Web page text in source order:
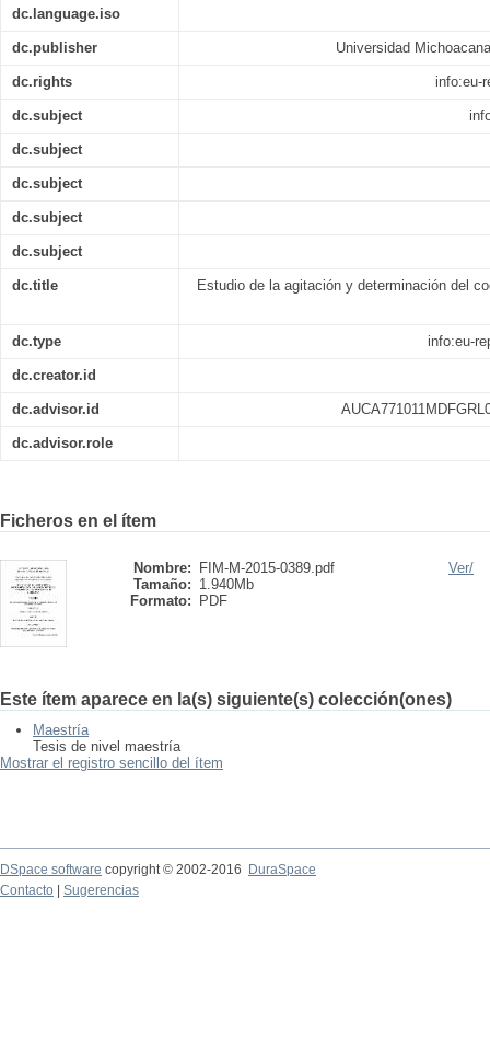
dc.language.iso
dc.publisher Universidad
dc.rights info:eu-
dc.subject
dc.subject
dc.subject
dc.subject
dc.subject
dc.title Estudio de la agitación y determinación del
dc.type info:eu-
dc.creator.id
dc.advisor.id
dc.advisor.role
Ficheros en el ítem
Nombre:
FIM-M-2015-0389.pdf
Tamaño: 1.940Mb
Formato:
PDF
Ver/
Este ítem aparece en la(s) siguiente(s) colección(ones)
Maestría
Tesis de nivel maestría
Mostrar el registro sencillo del ítem
DSpace software copyright © 2002-2016
DuraSpace
Contacto
Sugerencias